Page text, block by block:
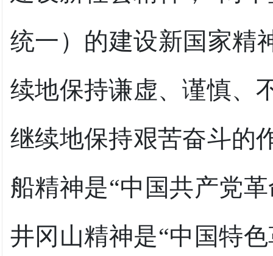
统一）的建设新国家精
续地保持谦虚、谨慎、
继续地保持艰苦奋斗的
船精神是“中国共产党
井冈山精神是“中国特